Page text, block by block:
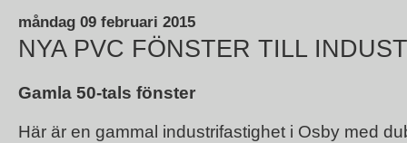
måndag 09 februari 2015
NYA PVC FÖNSTER TILL
Gamla 50-tals fönster
Här är en gammal industrifastighet i Osby med